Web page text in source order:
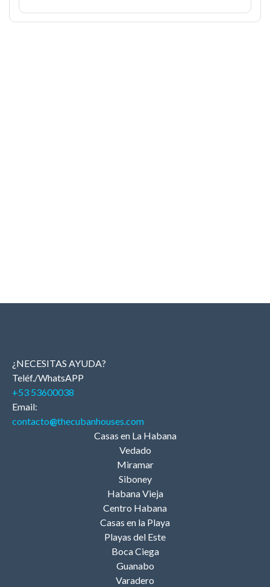
¿NECESITAS AYUDA?
Teléf./WhatsAPP
+53 53600038
Email:
contacto@thecubanhouses.com
Casas en La Habana
Vedado
Miramar
Siboney
Habana Vieja
Centro Habana
Casas en la Playa
Playas del Este
Boca Ciega
Guanabo
Varadero